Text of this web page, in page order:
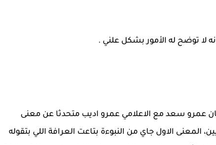
لا توضح له الأمور بشكل علني .
عمرو سعد مع الاعلامي عمرو اديب متحدثا عن معنى
المعنى الاول جاي من النبوءة بتاعت العرافة اللي بتقوله